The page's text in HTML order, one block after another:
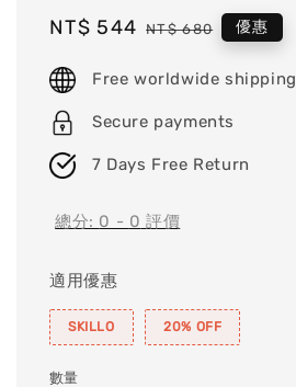
Sale
NT$ 544 Regular
NT$ 680 優惠
Free worldwide shipping
Secure payments
7 Days Free Return
總分: 0 - 0 評價
適用優惠
SKILLO 20% OFF
數量